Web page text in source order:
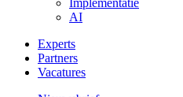
Implementatie
AI
Experts
Partners
Vacatures